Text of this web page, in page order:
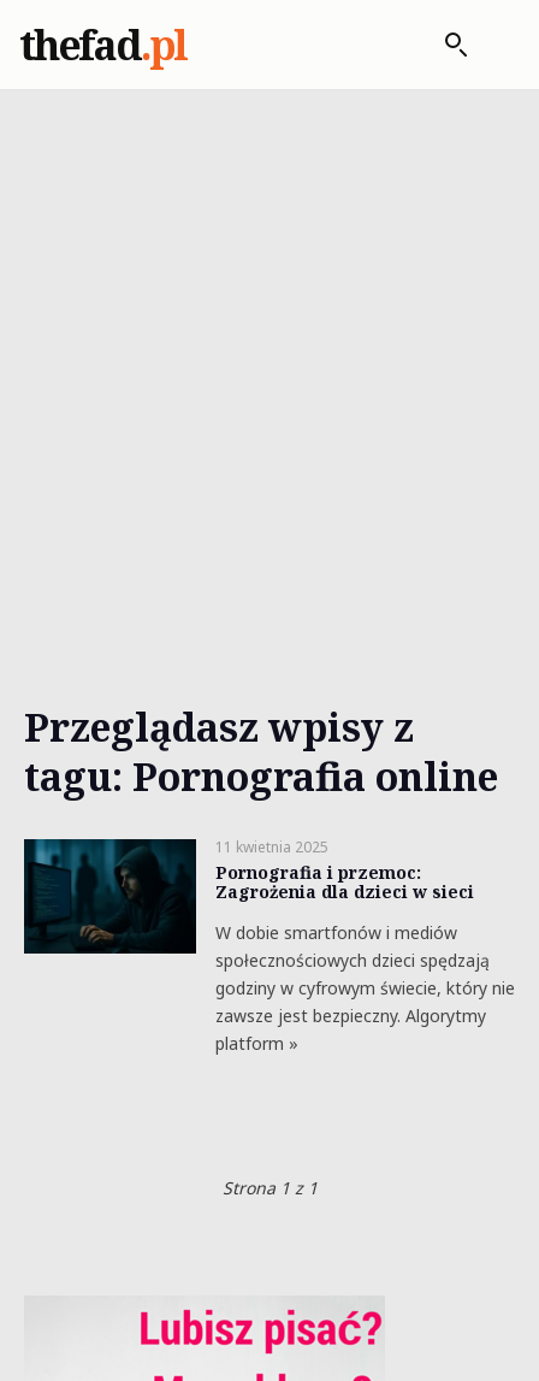
thefad.pl
Przeglądasz wpisy z
tagu: Pornografia online
11 kwietnia 2025
Pornografia i przemoc:
Zagrożenia dla dzieci w sieci
W dobie smartfonów i mediów
społecznościowych dzieci spędzają
godziny w cyfrowym świecie, który nie
zawsze jest bezpieczny. Algorytmy
platform »
Strona 1 z 1